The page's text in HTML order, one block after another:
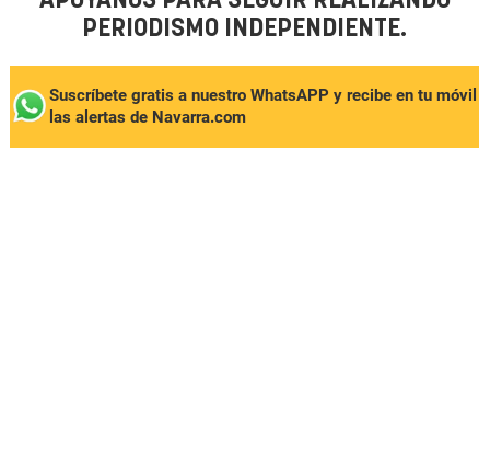
PERIODISMO INDEPENDIENTE.
Suscríbete gratis a nuestro WhatsAPP y recibe en tu móvil
las alertas de Navarra.com